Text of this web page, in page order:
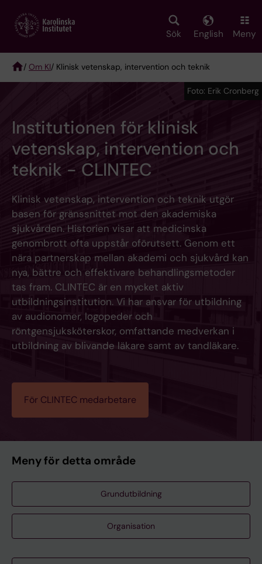
main
Sök English Meny
Breadcrumb
/ Om KI/ Klinisk vetenskap, intervention och teknik
Institutionen för klinisk
vetenskap, intervention och
teknik - CLINTEC
Klinisk vetenskap, intervention och teknik utgör
basen för gränssnittet mot den akademiska
sjukvården. Historien visar att medicinska
genombrott ofta uppstår oförutsett. Genom ett
nära partnerskap mellan akademi och sjukvård kan
nya, bättre och effektivare behandlingsmetoder
tas fram. CLINTEC är en mycket aktiv
utbildningsinstitution. Vi har ansvar för utbildning
av audionomer, logopeder och
röntgensjuksköterskor, omfattande medverkan i
utbildning av blivande läkare samt av tandläkare.
För CLINTEC medarbetare
Foto: Erik Cronberg
Meny för detta område
Grundutbildning
Organisation